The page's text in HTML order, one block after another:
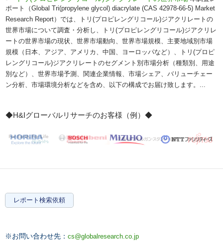
ポート（Global Tri(propylene glycol) diacrylate (CAS 42978-66-5) Market
Research Report）では、トリ(プロピレングリコール)ジアクリレートの
世界市場について調査・分析し、トリ(プロピレングリコール)ジアクリレ
ートの世界市場の現状、世界市場動向、世界市場規模、主要地域別市場
規模（日本、アジア、アメリカ、中国、ヨーロッパなど）、トリ(プロピ
レングリコール)ジアクリレートのセグメント別市場分析（種類別、用途
別など）、世界市場予測、関連企業情報、市場シェア、バリューチェー
ン分析、市場環境分析などを含め、以下の構成でお届け致します。...
◆H&Iグローバルリサーチのお客様（例）◆
レポート検索依頼
※お問い合わせ先： cs@globalresearch.co.jp